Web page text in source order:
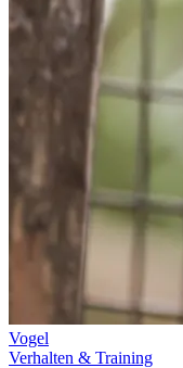
Vogel
Verhalten & Training